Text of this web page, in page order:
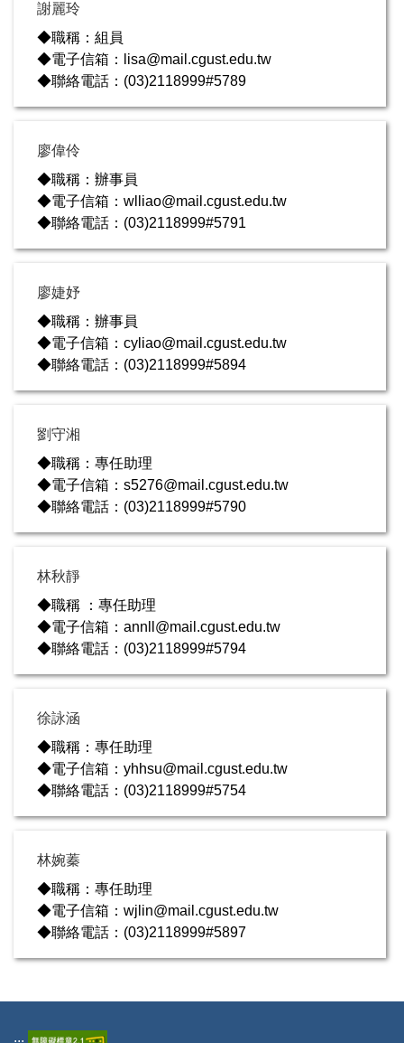
謝麗玲
◆職稱：組員
◆電子信箱：lisa@mail.cgust.edu.tw
◆聯絡電話：(03)2118999#5789
廖偉伶
◆職稱：辦事員
◆電子信箱：wlliao@mail.cgust.edu.tw
◆聯絡電話：(03)2118999#5791
廖婕妤
◆職稱：辦事員
◆電子信箱：cyliao@mail.cgust.edu.tw
◆聯絡電話：(03)2118999#5894
劉守湘
◆職稱：專任助理
◆電子信箱：s5276@mail.cgust.edu.tw
◆聯絡電話：(03)2118999#5790
林秋靜
◆職稱 ：專任助理
◆電子信箱：annll@mail.cgust.edu.tw
◆聯絡電話：(03)2118999#5794
徐詠涵
◆職稱：專任助理
◆電子信箱：yhhsu@mail.cgust.edu.tw
◆聯絡電話：(03)2118999#5754
林婉蓁
◆職稱：專任助理
◆電子信箱：wjlin@mail.cgust.edu.tw
◆聯絡電話：(03)2118999#5897